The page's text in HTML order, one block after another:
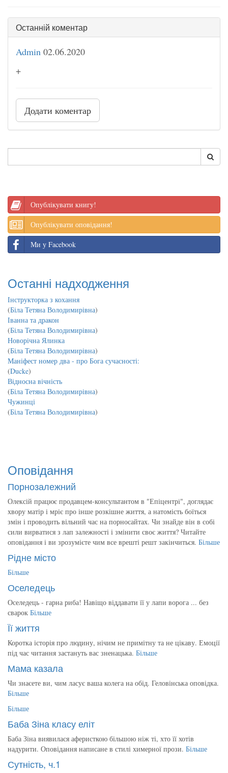
Останній коментар
Admin 02.06.2020
+
Додати коментар
Опублікувати книгу!
Опублікувати оповідання!
Ми у Facebook
Останні надходження
Інструкторка з кохання
(Біла Тетяна Володимирівна)
Іванна та дракон
(Біла Тетяна Володимирівна)
Новорічна Ялинка
(Біла Тетяна Володимирівна)
Маніфест номер два - про Бога сучасності:
(Ducke)
Відносна вічність
(Біла Тетяна Володимирівна)
Чужинці
(Біла Тетяна Володимирівна)
Оповідання
Порнозалежний
Олексій працює продавцем-консультантом в "Епіцентрі", доглядає
хвору матір і мріє про інше розкішне життя, а натомість боїться
змін і проводить вільний час на порносайтах. Чи знайде він в собі
сили вирватися з лап залежності і змінити своє життя? Читайте
оповідання і ви зрозумієте чим все врешті решт закінчиться. Більше
Рідне місто
Більше
Оселедець
Оселедець - гарна риба! Навіщо віддавати її у лапи ворога ... без
сварок Більше
Її життя
Коротка історія про людину, нічим не примітну та не цікаву. Емоції
під час читання застануть вас зненацька. Більше
Мама казала
Чи знаєете ви, чим ласує ваша колега на обід. Геловінська оповідка.
Більше
Більше
Баба Зіна класу еліт
Баба Зіна виявилася аферисткою більшою ніж ті, хто її хотів
надурити. Оповідання написане в стилі химерної прози. Більше
Сутність, ч.1